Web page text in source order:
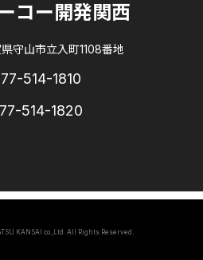
コー開発関西
守山市立入町1108番地
514-1810
514-1820
KANSAI co.,Ltd. All Rights Reserved.